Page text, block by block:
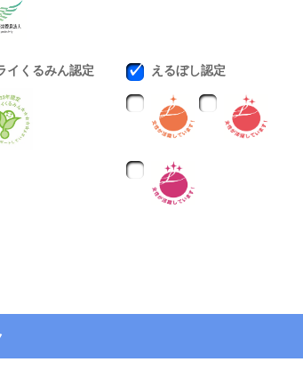
イくるみん認定 えるぼし認定